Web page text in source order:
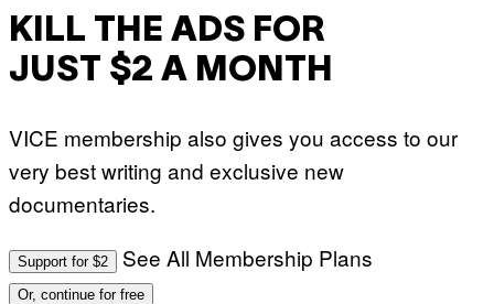
KILL THE ADS FOR
JUST $2 A MONTH
VICE membership also gives you access to our
very best writing and exclusive new
documentaries.
Support for $2 See All Membership Plans
Or, continue for free